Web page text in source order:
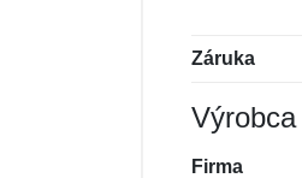
Záruka
Výrobca
Firma